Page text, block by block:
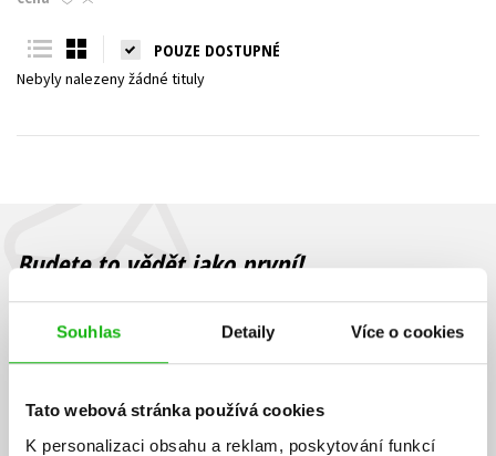
Souhlas Detaily Více o cookies
Tato webová stránka používá cookies
K personalizaci obsahu a reklam, poskytování funkcí
Young adult (SK)
Všechny tituly
POUZE DOSTUPNÉ
Nebyly nalezeny žádné tituly
Budete to vědět jako první!
Zajímá Vás, jaký knižní hit právě vychází, na jaké zboží je výhodná
sleva, jaká běží soutěž o ceny? Přihlášením k odběru našich e-
souhlasíte se zpracováním osobních údajů
mailová
adresa
mailová
adresa
Vaše e-mailová adresa Přihlásit se